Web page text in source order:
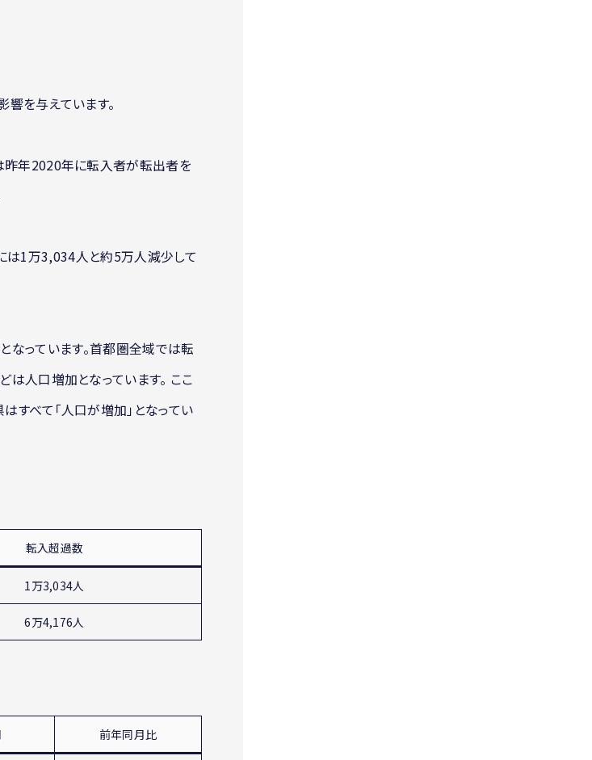
を与えています。
昨年2020年に転入者が転出者を
1万3,034人と約5万人減少して
っています。首都圏全域では転
は人口増加となっています。 ここ
すべて「人口が増加」となってい
転入超過数
1万3,034人
6万4,176人
前年同月比